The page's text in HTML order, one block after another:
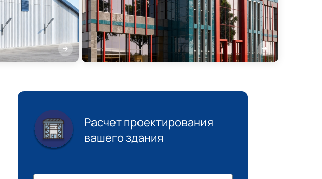
Расчет проектирования
вашего здания